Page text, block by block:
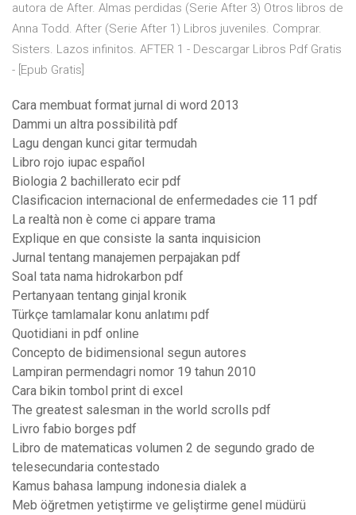
autora de After. Almas perdidas (Serie After 3) Otros libros de
Anna Todd. After (Serie After 1) Libros juveniles. Comprar.
Sisters. Lazos infinitos. AFTER 1 - Descargar Libros Pdf Gratis
- [Epub Gratis]
Cara membuat format jurnal di word 2013
Dammi un altra possibilità pdf
Lagu dengan kunci gitar termudah
Libro rojo iupac español
Biologia 2 bachillerato ecir pdf
Clasificacion internacional de enfermedades cie 11 pdf
La realtà non è come ci appare trama
Explique en que consiste la santa inquisicion
Jurnal tentang manajemen perpajakan pdf
Soal tata nama hidrokarbon pdf
Pertanyaan tentang ginjal kronik
Türkçe tamlamalar konu anlatımı pdf
Quotidiani in pdf online
Concepto de bidimensional segun autores
Lampiran permendagri nomor 19 tahun 2010
Cara bikin tombol print di excel
The greatest salesman in the world scrolls pdf
Livro fabio borges pdf
Libro de matematicas volumen 2 de segundo grado de
telesecundaria contestado
Kamus bahasa lampung indonesia dialek a
Meb öğretmen yetiştirme ve geliştirme genel müdürü